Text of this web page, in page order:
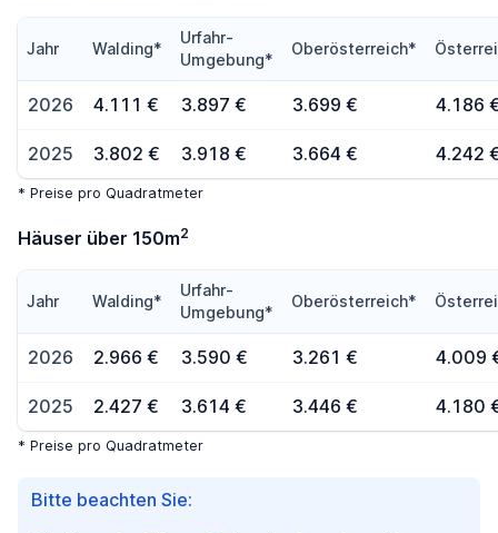
Bitte beachten Sie:
Jahr Walding*
Urfahr-
Umgebung*
Oberösterreich*
2026 4.111 € 3.897 € 3.699 € 4.186
2025 3.802 € 3.918 € 3.664 € 4.242
* Preise pro Quadratmeter
Häuser über 150m2
Jahr Walding*
Urfahr-
Umgebung*
Oberösterreich*
2026 2.966 € 3.590 € 3.261 € 4.009
2025 2.427 € 3.614 € 3.446 € 4.180
* Preise pro Quadratmeter